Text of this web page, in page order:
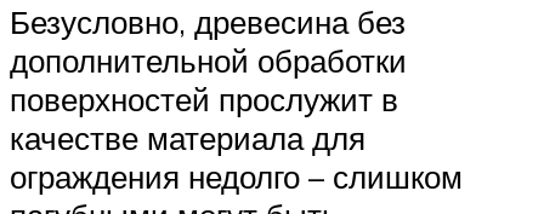
Безусловно, древесина без
дополнительной обработки
поверхностей прослужит в
качестве материала для
ограждения недолго – слишком